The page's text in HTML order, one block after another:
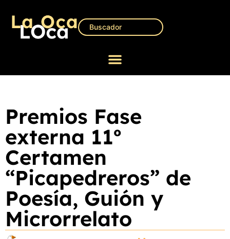
Premios Fase
externa 11º
Certamen
“Picapedreros” de
Poesía, Guión y
Microrrelato